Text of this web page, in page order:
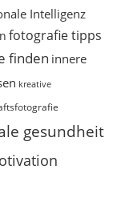
Intelligenz
fotografie tipps
finden innere
kreative
gesundheit